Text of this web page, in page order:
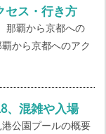
セス・行き方
那覇から京都への
から京都へのアク
、混雑や入場
公園プールの概要